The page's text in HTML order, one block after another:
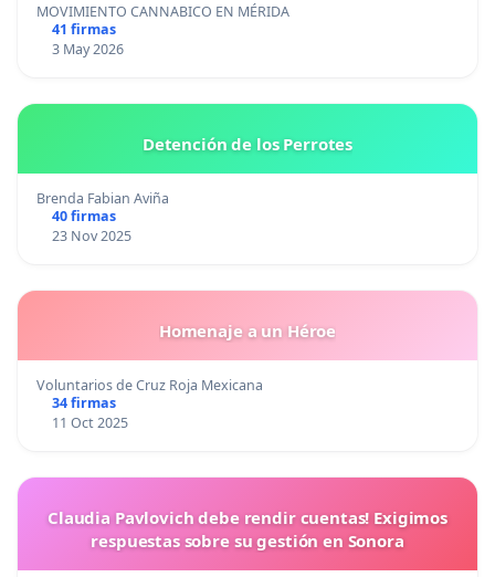
MOVIMIENTO CANNABICO EN MÉRIDA
41 firmas
3 May 2026
Detención de los Perrotes
Brenda Fabian Aviña
40 firmas
23 Nov 2025
Homenaje a un Héroe
Voluntarios de Cruz Roja Mexicana
34 firmas
11 Oct 2025
Claudia Pavlovich debe rendir cuentas! Exigimos
respuestas sobre su gestión en Sonora